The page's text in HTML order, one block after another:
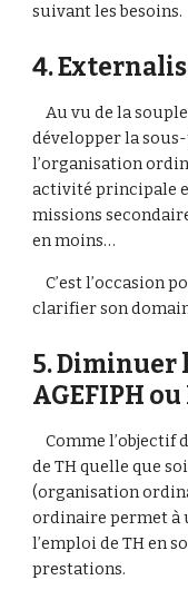
suivant les besoins.
4.
    Au vu de la souplesse et de l’adaptabilité des EA/ESAT,
développer la
l’organisation
activité principale
missions
en moins…
    C’est l’occasion pour l’organisation ordinaire de
clarifier son
5.
AGEFIPH ou
    Comme l’objectif de la loi est de développer l’emploi
de TH quelle que
(organisation
ordinaire permet à
l’emploi de TH en
prestations.